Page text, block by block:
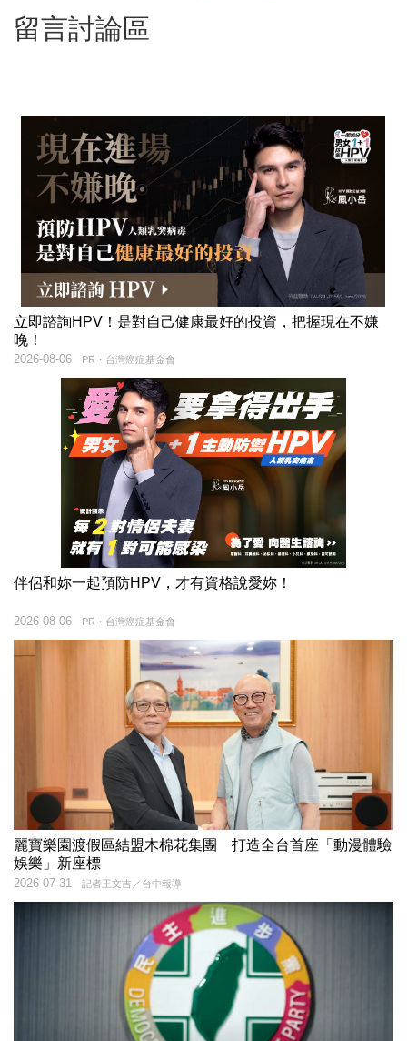
留言討論區
立即諮詢HPV！是對自己健康最好的投資，把握現在不嫌
晚！
PR・台灣癌症基金會
2026-08-06
伴侶和妳一起預防HPV，才有資格說愛妳！
PR・台灣癌症基金會
2026-08-06
麗寶樂園渡假區結盟木棉花集團 打造全台首座「動漫體驗
娛樂」新座標
記者王文吉／台中報導
2026-07-31